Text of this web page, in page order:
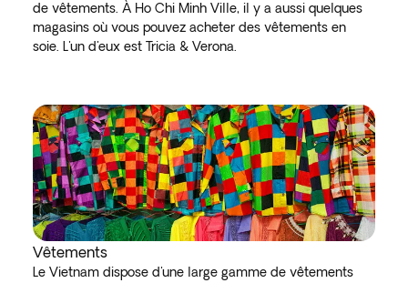
de vêtements. À Ho Chi Minh Ville, il y a aussi quelques
magasins où vous pouvez acheter des vêtements en
soie. L'un d'eux est Tricia & Verona.
Vêtements
Le Vietnam dispose d'une large gamme de vêtements